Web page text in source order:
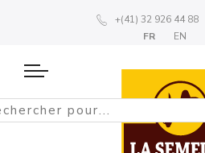
+(41) 32 926 44 88
FR
EN